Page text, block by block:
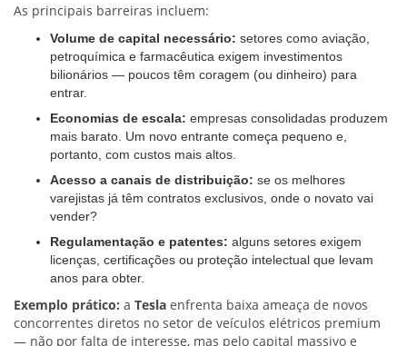
As principais barreiras incluem:
Volume de capital necessário: setores como aviação,
petroquímica e farmacêutica exigem investimentos
bilionários — poucos têm coragem (ou dinheiro) para
entrar.
Economias de escala: empresas consolidadas produzem
mais barato. Um novo entrante começa pequeno e,
portanto, com custos mais altos.
Acesso a canais de distribuição: se os melhores
varejistas já têm contratos exclusivos, onde o novato vai
vender?
Regulamentação e patentes: alguns setores exigem
licenças, certificações ou proteção intelectual que levam
anos para obter.
Exemplo prático: a Tesla enfrenta baixa ameaça de novos
concorrentes diretos no setor de veículos elétricos premium
— não por falta de interesse, mas pelo capital massivo e